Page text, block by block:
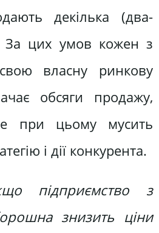
декілька (два-
За цих умов кожен з
власну ринкову
обсяги продажу,
при цьому мусить
і дії конкурента.
підприємство з
знизить ціни